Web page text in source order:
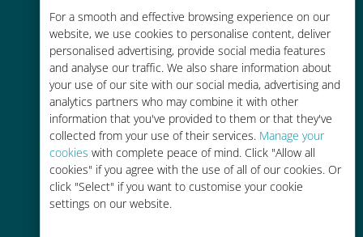
For a smooth and effective browsing experience on our
website, we use cookies to personalise content, deliver
personalised advertising, provide social media features
and analyse our traffic. We also share information about
your use of our site with our social media, advertising and
analytics partners who may combine it with other
information that you've provided to them or that they've
collected from your use of their services. Manage your
cookies with complete peace of mind. Click "Allow all
cookies" if you agree with the use of all of our cookies. Or
click "Select" if you want to customise your cookie
settings on our website.
お客様が普段お使いのキャリアでロ
ーミングサービスを使った場合に比
べて最大で90％の節約が可能です。
かんたん追加購入
Wi-Fiやデータ残量がなくても、